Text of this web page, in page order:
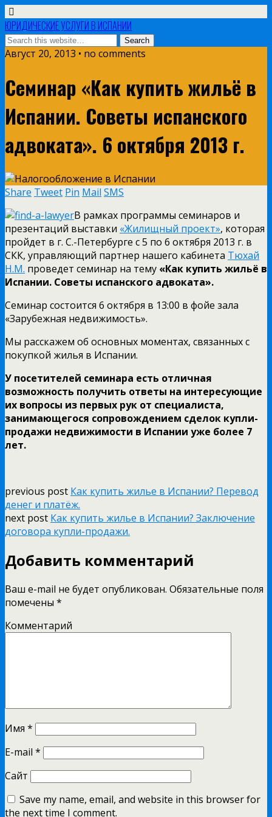
ЮРИДИЧЕСКИЕ УСЛУГИ В ИСПАНИИ
Август 20, 2013 • no comments
Семинар «Как купить жильё в
Испании. Советы испанского
адвоката». 6 октября 2013 г.
Share Tweet Pin Mail SMS
В рамках программы семинаров и
презентаций выставки «Жилищный проект», которая
пройдет в г. С.-Петербурге с 5 по 6 октября 2013 г. в
СКК, управляющий партнер нашего кабинета Тюхай
Н.М. проведет семинар на тему «Как купить жильё в
Испании. Советы испанского адвоката».
Семинар состоится 6 октября в 13:00 в фойе зала
«Зарубежная недвижимость».
Мы расскажем об основных моментах, связанных с
покупкой жилья в Испании.
У посетителей семинара есть отличная
возможность получить ответы на интересующие
их вопросы из первых рук от специалиста,
занимающегося сопровождением сделок купли-
продажи недвижимости в Испании уже более 7
лет.
previous post Как купить жилье в Испании? Перевод
денег и платёж.
next post Как купить жилье в Испании? Заключение
договора купли-продажи.
Добавить комментарий
Ваш e-mail не будет опубликован. Обязательные поля
помечены *
Комментарий
Имя *
E-mail *
Сайт
Save my name, email, and website in this browser for
the next time I comment.